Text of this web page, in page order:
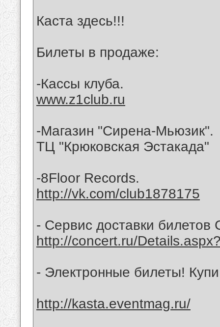
Каста здесь!!!
Билеты в продаже:
-Кассы клуба.
www.z1club.ru
-Магазин "Сирена-Мьюзик".
ТЦ "Крюковская Эстакада"
-8Floor Records.
http://vk.com/club1878175
- Сервис доставки билетов
http://concert.ru/
- Электронные билеты!
http://kasta.eventmag.ru/